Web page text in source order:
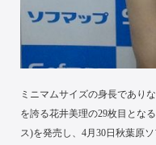
ミニマムサイズの身長であり
を誇る花井美理の29枚目とな
ス)を発売し、4月30日秋葉原